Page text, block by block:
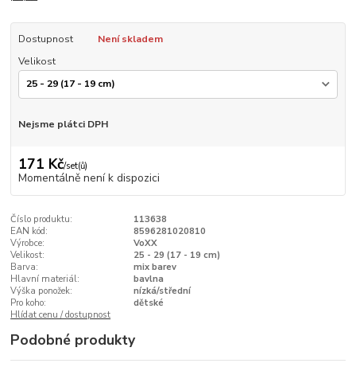
Dostupnost
Není skladem
Velikost
Nejsme plátci DPH
171 Kč/set(ů)
Momentálně není k dispozici
Číslo produktu:
113638
EAN kód:
8596281020810
Výrobce:
VoXX
Velikost:
25 - 29 (17 - 19 cm)
Barva:
mix barev
Hlavní materiál:
bavlna
Výška ponožek:
nízká/střední
Pro koho:
dětské
Hlídat cenu / dostupnost
Podobné produkty